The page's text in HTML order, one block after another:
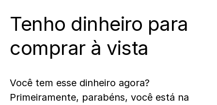
Tenho dinheiro para
comprar à vista
Você tem esse dinheiro agora?
Primeiramente, parabéns, você está na